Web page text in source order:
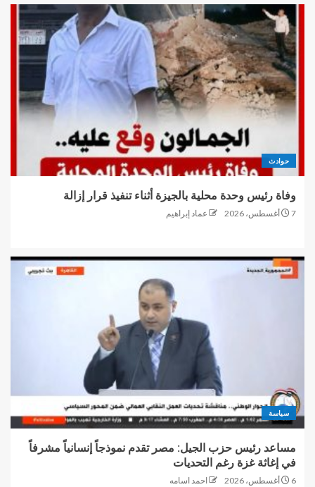
حوادث
وفاة رئيس وحدة محلية بالجيزة أثناء تنفيذ قرار إزالة
7 أغسطس، 2026 عماد إبراهيم
سياسة
مساعد رئيس حزب الجيل: مصر تقدم نموذجاً إنسانياً مشرفاً
في إغاثة غزة رغم التحديات
6 أغسطس، 2026 احمد اسامه